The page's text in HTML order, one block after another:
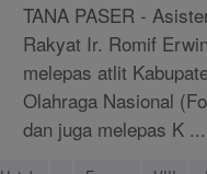
TANA PASER -
Rakyat Ir. Romif
melepas atlit
Olahraga Nasional
dan juga melepas K